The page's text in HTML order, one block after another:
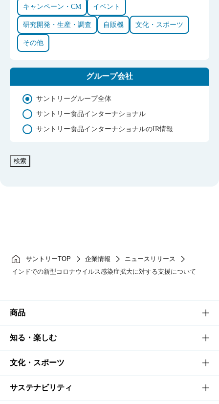
サントリーTOP 企業情報
ニュースリリース
インドでの新型コロナウイルス感染症拡大に対する支援について
キャンペーン・CM イベント
研究開発・生産・調査 自販機 文化・スポーツ
その他
グループ会社
サントリーグループ全体
サントリー食品インターナショナル
サントリー食品インターナショナルのIR情報
検索
商品
商品TOP
商品一覧
商品発売情報
知る・楽しむ
知る・楽しむTOP
キャンペーン
文化・スポーツ
文化・スポーツTOP
サステナビリティ